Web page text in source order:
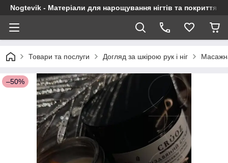
Nogtevik - Матеріали для нарощування нігтів та покриття
Товари та послуги Догляд за шкірою рук і ніг
–50%